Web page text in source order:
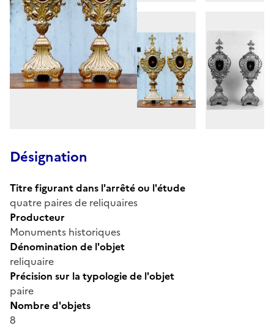
Désignation
Titre figurant dans l'arrêté ou l'étude
quatre paires de reliquaires
Producteur
Monuments historiques
Dénomination de l'objet
reliquaire
Précision sur la typologie de l'objet
paire
Nombre d'objets
8